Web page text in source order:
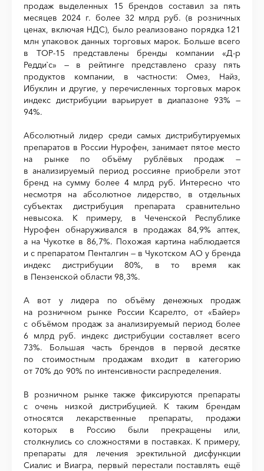
продаж выделенных 15 брендов составил за пять
месяцев 2024 г. более 32 млрд руб. (в розничных
ценах, включая НДС), было реализовано порядка 121
млн упаковок данных торговых марок. Больше всего
в ТОР-15 представлены бренды компании «Д-р
Редди`с» — в рейтинге представлено сразу пять
продуктов компании, в частности: Омез, Найз,
Ибуклин и другие, у перечисленных торговых марок
индекс дистрибуции варьирует в диапазоне 93% —
94%.
Абсолютный лидер среди самых дистрибутируемых
препаратов в России Нурофен, занимает пятое место
на рынке по объёму рублёвых продаж —
в анализируемый период россияне приобрели этот
бренд на сумму более 4 млрд руб. Интересно что
несмотря на абсолютное лидерство, в отдельных
субъектах дистрибуция препарата сравнительно
невысока. К примеру, в Чеченской Республике
Нурофен обнаруживался в продажах 84,9% аптек,
а на Чукотке в 86,7%. Похожая картина наблюдается
и с препаратом Пенталгин — в Чукотском АО у бренда
индекс дистрибуции 80%, в то время как
в Пензенской области 98,3%.
А вот у лидера по объёму денежных продаж
на розничном рынке России Ксарелто, от «Байер»
с объёмом продаж за анализируемый период более
6 млрд руб. индекс дистрибуции составляет всего
73%. Большая часть брендов в первой десятке
по стоимостным продажам входит в категорию
от 70% до 90% по интенсивности распределения.
В розничном рынке также фиксируются препараты
с очень низкой дистрибуцией. К таким брендам
относятся лекарственные препараты, продажи
которых в Россию были прекращены или,
столкнулись со сложностями в поставках. К примеру,
препараты для лечения эректильной дисфункции
Сиалис и Виагра, первый перестали поставлять ещё